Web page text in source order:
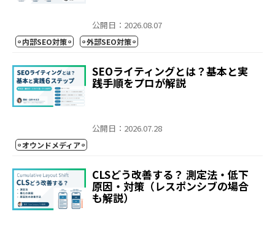
公開日：2026.08.07
内部SEO対策 外部SEO対策
SEOライティングとは？基本と実
践手順をプロが解説
公開日：2026.07.28
オウンドメディア
CLSどう改善する？ 測定法・低下
原因・対策（レスポンシブの場合
も解説）